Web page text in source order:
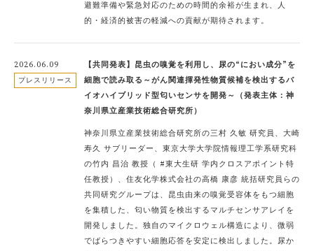
避難準備や緊急対応のための時間的余裕が生まれ、人
的・経済的被害の軽減への貢献が期待されます。
2026.06.09
プレスリリース
【共同発表】昆虫の嗅覚を利用し、尿の“におい成分”を
細胞で読み取る～がん関連揮発性物質候補を検出するバ
イオハイブリッド型匂いセンサを開発～（発表主体：神
奈川県立産業技術総合研究所）
神奈川県立産業技術総合研究所の三村 久敏 研究員、大崎
寿久 サブリーダー、東京大学大学院情報理工学系研究科
の竹内 昌治 教授（ #東大生研 学内クロスアポイント特
任教授）、住友化学株式会社の高橋 康彦 統括研究員らの
共同研究グループは、昆虫由来の嗅覚受容体をもつ細胞
を集積した、匂い物質を検出するマルチセンサアレイを
開発しました。独自のマイクロウェル構造により、微弱
でばらつきやすい細胞応答を安定に検出しました。尿か